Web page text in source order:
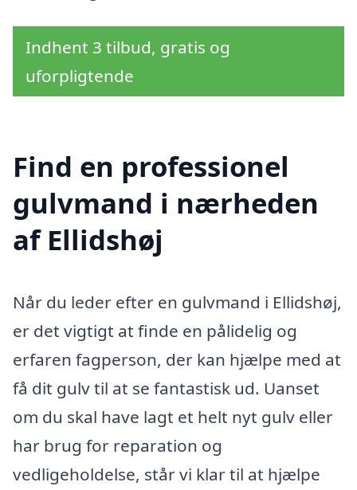
Indhent 3 tilbud, gratis og
uforpligtende
Find en professionel
gulvmand i nærheden
af Ellidshøj
Når du leder efter en gulvmand i Ellidshøj,
er det vigtigt at finde en pålidelig og
erfaren fagperson, der kan hjælpe med at
få dit gulv til at se fantastisk ud. Uanset
om du skal have lagt et helt nyt gulv eller
har brug for reparation og
vedligeholdelse, står vi klar til at hjælpe